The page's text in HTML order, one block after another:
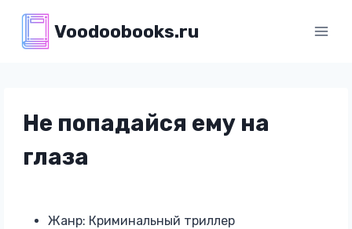
содержимому
Voodoobooks.ru
Не попадайся ему на
глаза
Жанр: Криминальный триллер